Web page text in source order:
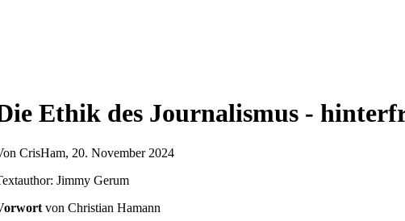
Ethik des Journalismus -
CrisHam, 20. November 2024
Jimmy Gerum
von Christian Hamann